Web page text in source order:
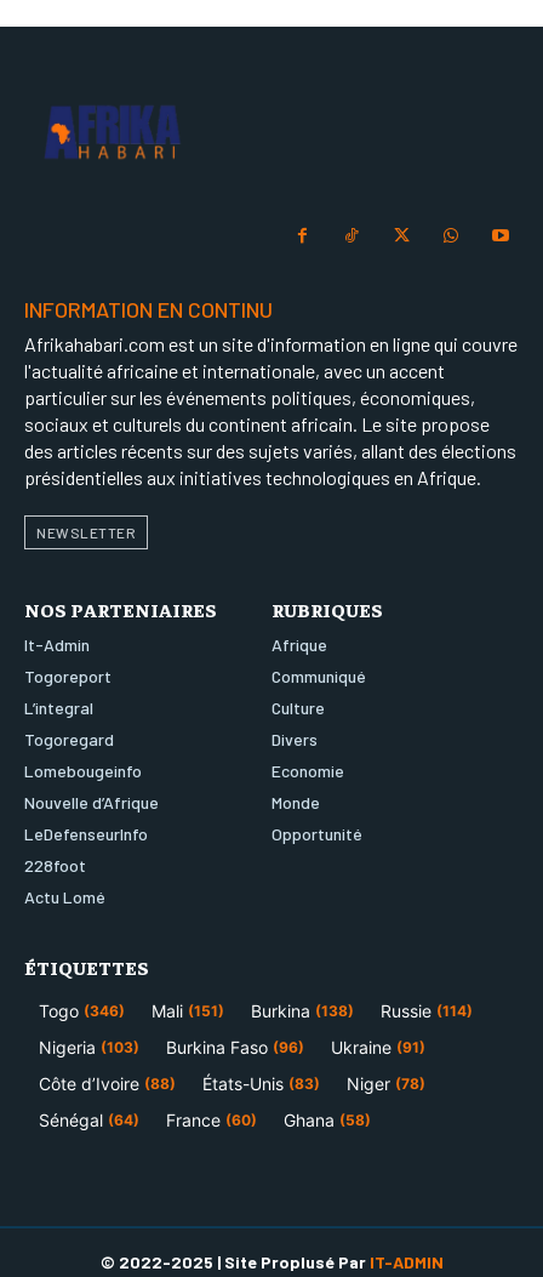
INFORMATION EN CONTINU
Afrikahabari.com est un site d'information en ligne qui couvre
l'actualité africaine et internationale, avec un accent
particulier sur les événements politiques, économiques,
sociaux et culturels du continent africain. Le site propose
des articles récents sur des sujets variés, allant des élections
présidentielles aux initiatives technologiques en Afrique.
NEWSLETTER
NOS PARTENIAIRES
It-Admin
Togoreport
L’integral
Togoregard
Lomebougeinfo
Nouvelle d’Afrique
LeDefenseurInfo
228foot
Actu Lomé
RUBRIQUES
Afrique
Communiqué
Culture
Divers
Economie
Monde
Opportunité
ÉTIQUETTES
Togo (346) Mali (151) Burkina (138) Russie (114)
Nigeria (103) Burkina Faso (96) Ukraine (91)
Côte d’Ivoire (88) États-Unis (83) Niger (78)
Sénégal (64) France (60) Ghana (58)
© 2022-2025 | Site Proplusé Par IT-ADMIN